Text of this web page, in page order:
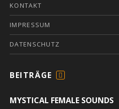
KONTAKT
IMPRESSUM
DATENSCHUTZ
BEITRÄGE
E
MYSTICAL FEMALE SOUNDS